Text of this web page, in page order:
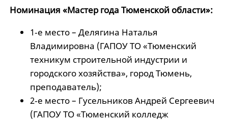
Номинация «Мастер года Тюменской области»:
1‑е место – Делягина Наталья
Владимировна (ГАПОУ ТО «Тюменский
техникум строительной индустрии и
городского хозяйства», город Тюмень,
преподаватель);
2‑е место – Гусельников Андрей Сергеевич
(ГАПОУ ТО «Тюменский колледж